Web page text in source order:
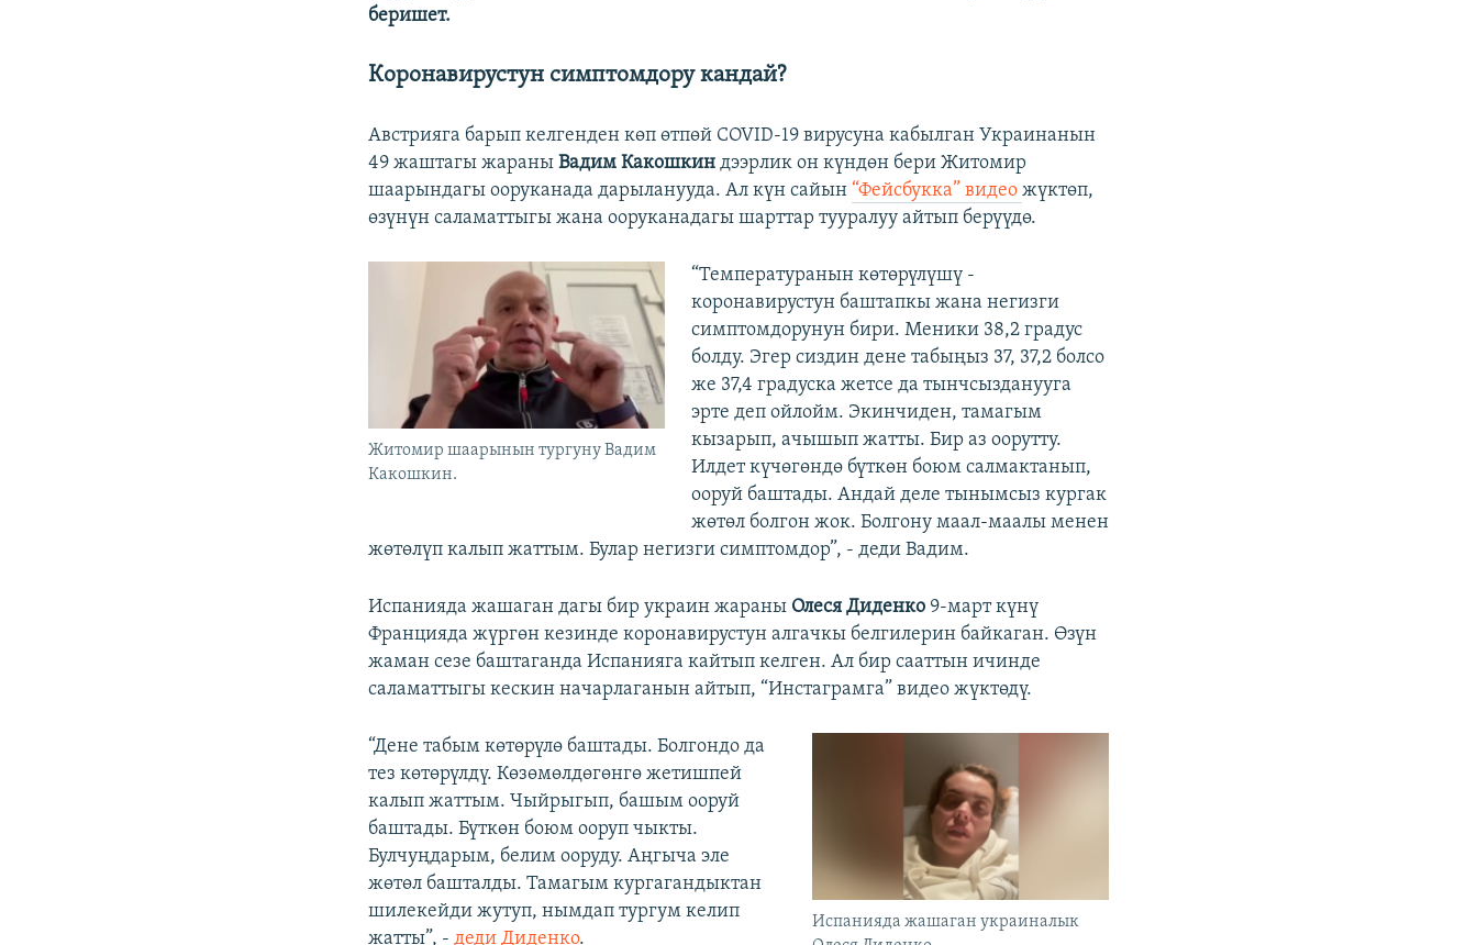
беришет.
Коронавирустун симптомдору кандай?
Австрияга барып келгенден көп өтпөй COVID-19 вирусуна кабылган Украинанын
49 жаштагы жараныВадим Какошкин дээрлик он күндөн бери Житомир
шаарындагы ооруканада дарыланууда. Ал күн сайын “Фейсбукка” видеожүктөп,
өзүнүн саламаттыгы жана ооруканадагы шарттар тууралуу айтып берүүдө.
Житомир шаарынын тургуну Вадим
Какошкин.
“Температуранын көтөрүлүшү -
коронавирустун баштапкы жана негизги
симптомдорунун бири. Меники 38,2 градус
болду. Эгер сиздин дене табыңыз 37, 37,2 болсо
же 37,4 градуска жетсе да тынчсызданууга
эрте деп ойлойм. Экинчиден, тамагым
кызарып, ачышып жатты. Бир аз оорутту.
Илдет күчөгөндө бүткөн боюм салмактанып,
ооруй баштады. Андай деле тынымсыз кургак
жөтөл болгон жок. Болгону маал-маалы менен
жөтөлүп калып жаттым. Булар негизги симптомдор”, - деди Вадим.
Испанияда жашаган дагы бир украин жараны Олеся Диденко 9-март күнү
Францияда жүргөн кезинде коронавирустун алгачкы белгилерин байкаган. Өзүн
жаман сезе баштаганда Испанияга кайтып келген. Ал бир сааттын ичинде
саламаттыгы кескин начарлаганын айтып, “Инстаграмга” видео жүктөдү.
Испанияда жашаган украиналык
“Дене табым көтөрүлө баштады. Болгондо да
тез көтөрүлдү. Көзөмөлдөгөнгө жетишпей
калып жаттым. Чыйрыгып, башым ооруй
баштады. Бүткөн боюм ооруп чыкты.
Булчуңдарым, белим ооруду. Аңгыча эле
жөтөл башталды. Тамагым кургагандыктан
шилекейди жутуп, нымдап тургум келип
жатты”, -деди Диденко.